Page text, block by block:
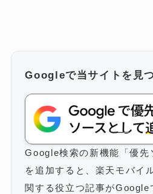
Googleで当サイトを見
Google検索の新機能「優先
を追加すると、楽天モバイ
関する役立つ記事がGoogle